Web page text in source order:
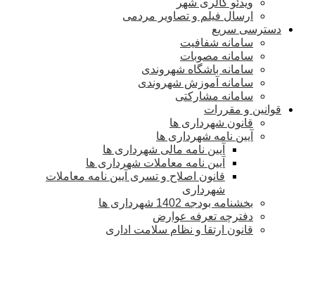
ارسال فیلم و تصاویر مردمی
دسترسی سریع
سامانه شفافیت
سامانه مصوبات
سامانه باشگاه شهروندی
سامانه آموزش شهروندی
سامانه مشارکتی
قوانین و مقررات
قانون شهرداری ها
آیین نامه شهرداری ها
آیین نامه مالی شهرداری ها
آیین نامه معاملات شهرداری ها
قانون اصلاح و تسری آیین نامه معاملات
شهرداری
بخشنامه بودجه 1402 شهرداری ها
دفترچه تعرفه عوارض
قانون ارتقا و نظام سلامت اداری